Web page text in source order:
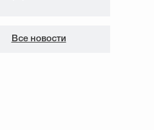
Все новости